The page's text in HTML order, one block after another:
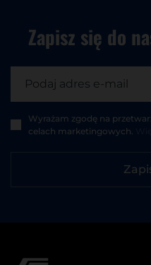
Zapisz się do
Wyrażam zgodę na
celach marketingowych.